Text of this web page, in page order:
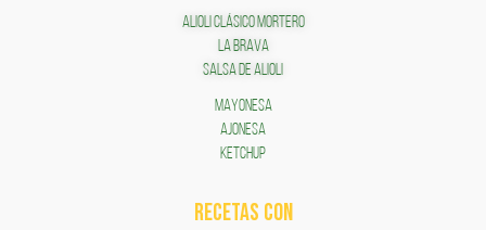
ALIOLI CLÁSICO MORTERO
LA BRAVA
SALSA DE ALIOLI
MAYONESA
AJONESA
KETCHUP
RECETAS COn